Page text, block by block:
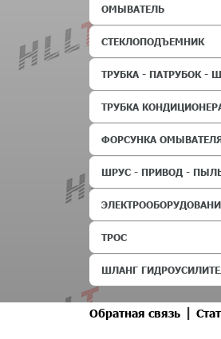
ОМЫВАТЕЛЬ
СТЕКЛОПОДЪЕМНИК
ТРУБКА - ПАТРУБОК -
ТРУБКА
ФОРСУНКА
ШРУС - ПРИВОД -
ТРОС
ШЛАНГ
Обратная связь |